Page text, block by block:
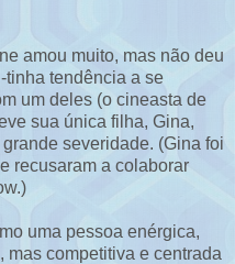
amou muito, mas não deu
tinha tendência a se
um deles (o cineasta de
sua única filha, Gina,
severidade. (Gina foi
recusaram a colaborar
uma pessoa enérgica,
mas competitiva e centrada